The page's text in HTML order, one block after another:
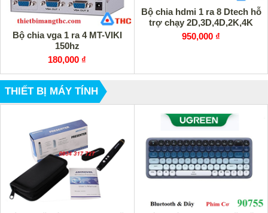
Bộ chia vga 1 ra 4 MT-VIKI
150hz
180,000 ₫
Bộ chia hdmi 1 ra 8 Dtech hỗ
trợ chạy 2D,3D,4D,2K,4K
950,000 ₫
THIẾT BỊ MÁY TÍNH